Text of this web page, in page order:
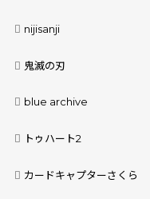
nijisanji
鬼滅の刃
blue archive
トゥハート2
カードキャプターさくら